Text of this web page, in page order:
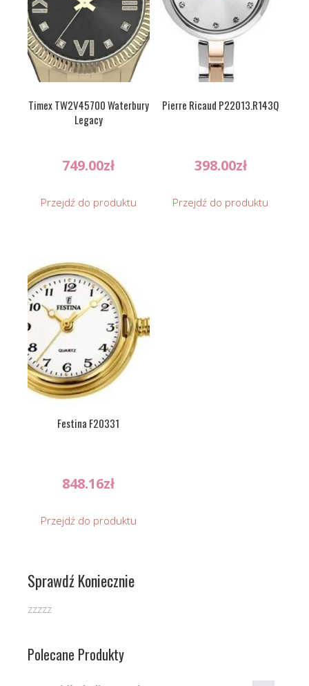
Timex TW2V45700 Waterbury
Legacy
749.00zł
Przejdź do produktu
Pierre Ricaud P22013.R143Q
398.00zł
Przejdź do produktu
Festina F20331
848.16zł
Przejdź do produktu
Sprawdź Koniecznie
zzzzz
Polecane Produkty